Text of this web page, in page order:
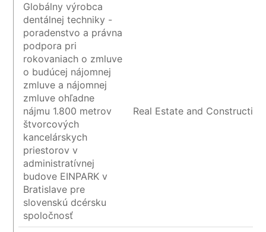
Globálny výrobca
dentálnej techniky -
poradenstvo a právna
podpora pri
rokovaniach o zmluve
o budúcej nájomnej
zmluve a nájomnej
zmluve ohľadne
nájmu 1.800 metrov
štvorcových
kancelárskych
priestorov v
administratívnej
budove EINPARK v
Bratislave pre
slovenskú dcérsku
spoločnosť
Real Estate and Construction